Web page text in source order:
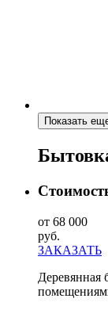
Показать
от 68 000
руб.
ЗАКАЗАТЬ
Деревянная